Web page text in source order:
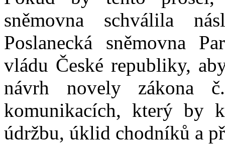
sněmovna schválila
Poslanecká sněmovna
vládu České republiky,
návrh novely zákona
komunikacích, který by
údržbu, úklid chodníků a